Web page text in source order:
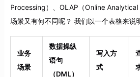
Processing）、OLAP（Online Analytical
场景又有何不同呢？ 我们以一个表格来说
业务
场景
数据操纵
语句
（DML）
写入方
式